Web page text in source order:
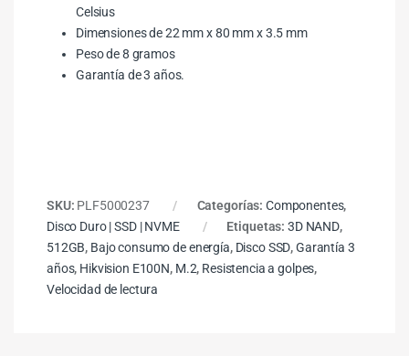
Celsius
Dimensiones de 22 mm x 80 mm x 3.5 mm
Peso de 8 gramos
Garantía de 3 años.
SKU: PLF5000237 Categorías: Componentes,
Disco Duro | SSD | NVME
Etiquetas: 3D NAND,
512GB, Bajo consumo de energía, Disco SSD,Garantía 3
años, Hikvision E100N, M.2, Resistencia a golpes,
Velocidad de lectura